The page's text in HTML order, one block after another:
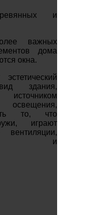
важных
дома
окна.
здания,
освещения,
то, что
играют
и